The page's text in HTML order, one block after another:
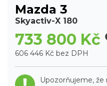
Mazda 3
Skyactiv-X 180
733 800 Kč
606 446 Kč bez DPH
Upozorňujeme, že